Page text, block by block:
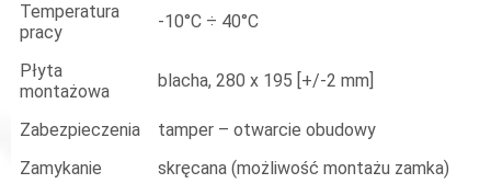
Temperatura
pracy
-10°C ÷ 40°C
Płyta
montażowa
blacha, 280 x 195 [+/-2 mm]
Zabezpieczenia
tamper – otwarcie obudowy
Zamykanie
skręcana (możliwość montażu zamka)